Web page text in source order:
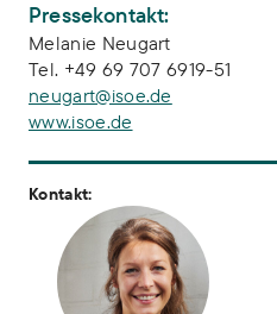
Pressekontakt:
Melanie Neugart
Tel. +49 69 707 6919-51
neugart@isoe.de
www.isoe.de
Kontakt: